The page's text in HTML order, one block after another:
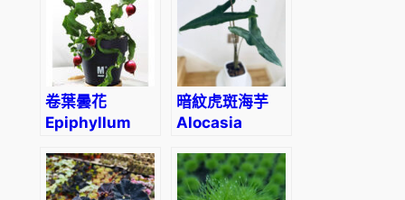
卷葉曇花
Epiphyllum
(Epiphyllum
guatemalense)
暗紋虎斑海芋
Alocasia
‘Reticulata’